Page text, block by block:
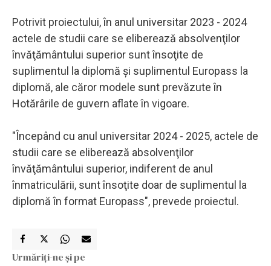
Potrivit proiectului, în anul universitar 2023 - 2024
actele de studii care se eliberează absolvenţilor
învăţământului superior sunt însoţite de
suplimentul la diplomă şi suplimentul Europass la
diplomă, ale căror modele sunt prevăzute în
Hotărârile de guvern aflate în vigoare.
"Începând cu anul universitar 2024 - 2025, actele de
studii care se eliberează absolvenţilor
învăţământului superior, indiferent de anul
înmatriculării, sunt însoţite doar de suplimentul la
diplomă în format Europass", prevede proiectul.
Urmăriți-ne și pe